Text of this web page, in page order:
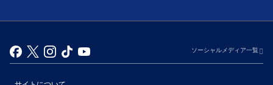
ソーシャルメディア一覧